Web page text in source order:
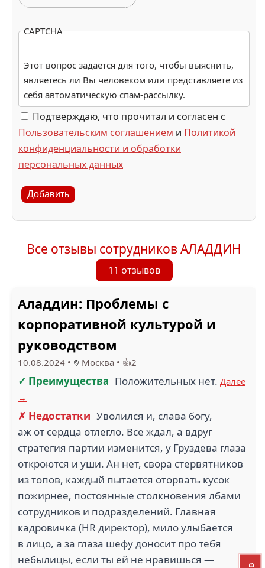
CAPTCHA
Этот вопрос задается для того, чтобы выяснить,
являетесь ли Вы человеком или представляете из
себя автоматическую спам-рассылку.
Подтверждаю, что прочитал и согласен с
Пользовательским соглашением и Политикой
конфиденциальности и обработки
персональных данных
Добавить
Все отзывы сотрудников АЛАДДИН
11 отзывов
Аладдин: Проблемы с
корпоративной культурой и
руководством
10.08.2024 • Москва • 👍2
✓ Преимущества Положительных нет. Далее
→
✗ Недостатки Уволился и, слава богу,
аж от сердца отлегло. Все ждал, а вдруг
стратегия партии изменится, у Груздева глаза
откроются и уши. Ан нет, свора стервятников
из топов, каждый пытается оторвать кусок
пожирнее, постоянные столкновения лбами
сотрудников и подразделений. Главная
кадровичка (HR директор), мило улыбается
в лицо, а за глаза шефу доносит про тебя
небылицы, если ты ей не нравишься —